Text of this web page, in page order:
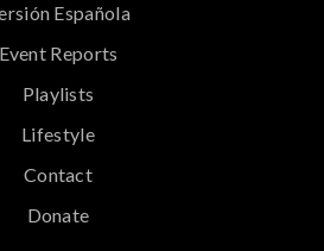
Española
Event Reports
Playlists
Lifestyle
Contact
Donate